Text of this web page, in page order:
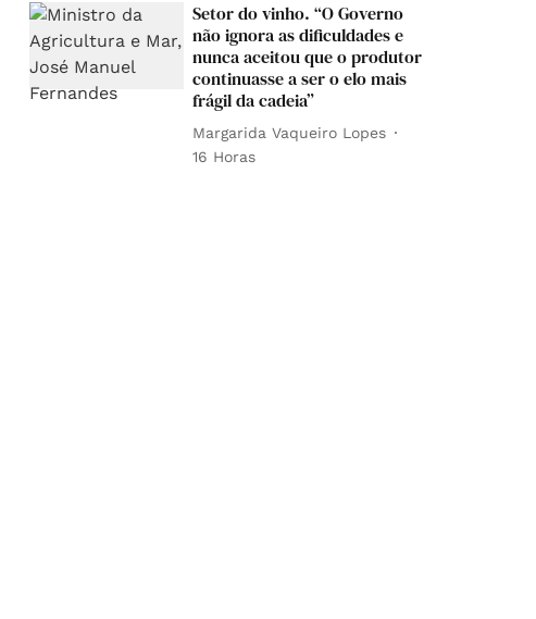
Setor do vinho. “O Governo
não ignora as dificuldades e
nunca aceitou que o produtor
continuasse a ser o elo mais
frágil da cadeia”
Margarida Vaqueiro Lopes
16 Horas